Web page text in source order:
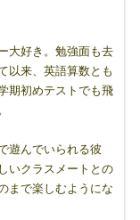
大好き。勉強面も去
以来、英語算数とも
期初めテストでも飛
遊んでいられる彼
いクラスメートとの
まで楽しむようにな